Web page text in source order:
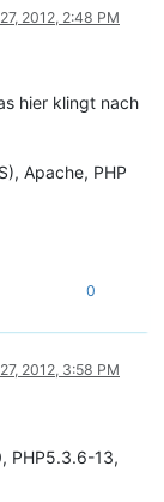
2012, 2:48 PM
hier klingt nach
Apache, PHP
0
2012, 3:58 PM
PHP5.3.6-13,